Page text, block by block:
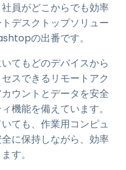
員がどこからでも効率
デスクトップソリュー
の出番です。
てもどのデバイスから
スできるリモートアク
ウントとデータを安全
機能を備えています。
ても、作業用コンピュ
に保持しながら、効率
す。